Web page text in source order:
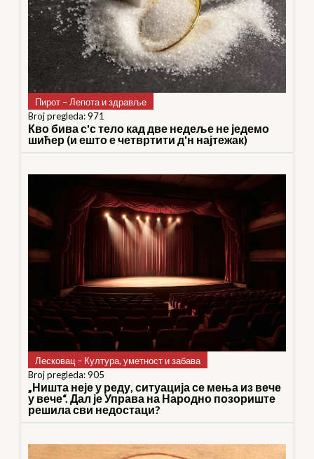
Пирот – Лепота и здравље
Broj pregleda: 971
Кво бива с'с тело кад две недеље не једемо
шићер (и ешто е четвртити д'н најтежак)
Лесковац – Култура, уметност и забава
Broj pregleda: 905
„Ништа неје у реду, ситуација се мења из вече
у вече“. Дал је Управа на Народно позориште
решила сви недостаци?